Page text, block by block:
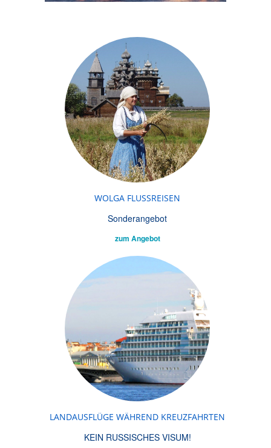
WOLGA FLUSSREISEN
Sonderangebot
zum Angebot
LANDAUSFLÜGE WÄHREND KREUZFAHRTEN
KEIN RUSSISCHES VISUM!